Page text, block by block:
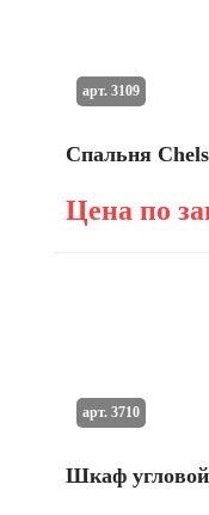
Спальня
Цена по
арт. 3109
Шкаф угловой
арт. 3710